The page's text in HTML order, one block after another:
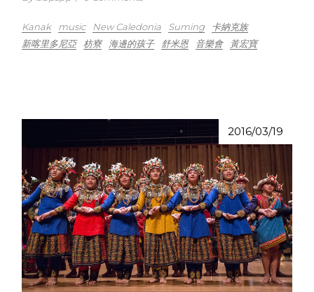
Kanak music New Caledonia Suming
卡納克族
新喀里多尼亞
枋寮 海邊的孩子 舒米恩 音樂會 黃宏寶
2016/03/19